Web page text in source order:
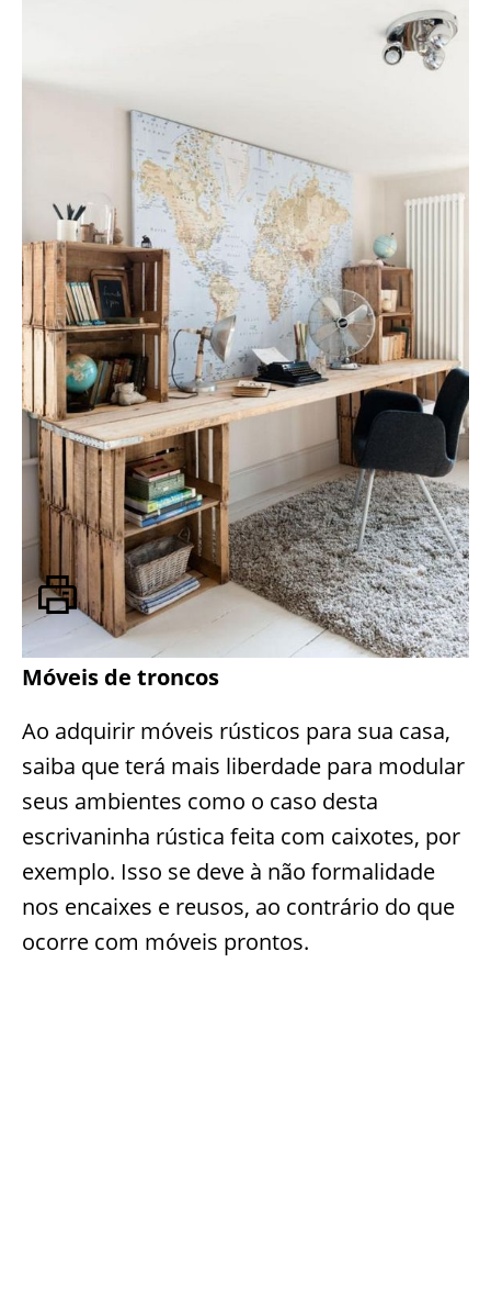
Móveis de troncos
Ao adquirir móveis rústicos para sua casa,
saiba que terá mais liberdade para modular
seus ambientes como o caso desta
escrivaninha rústica feita com caixotes, por
exemplo. Isso se deve à não formalidade
nos encaixes e reusos, ao contrário do que
ocorre com móveis prontos.